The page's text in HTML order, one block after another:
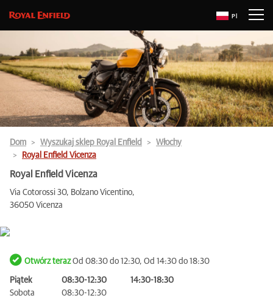
Pl
Dom Wyszukaj sklep Royal Enfield
Włochy
Royal Enfield Vicenza
Royal Enfield Vicenza
Via Cotorossi 30, Bolzano Vicentino,
36050 Vicenza
Otwórz terazOd 08:30 do 12:30, Od 14:30 do 18:30
Piątek 08:30-12:30
14:30-18:30
Sobota
08:30-12:30